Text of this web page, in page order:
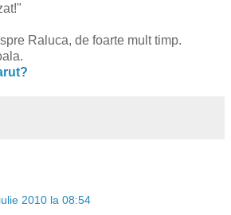
Raluca, de foarte mult timp.
2010 la 08:54